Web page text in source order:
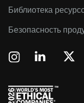
Библиотека
Безопасность